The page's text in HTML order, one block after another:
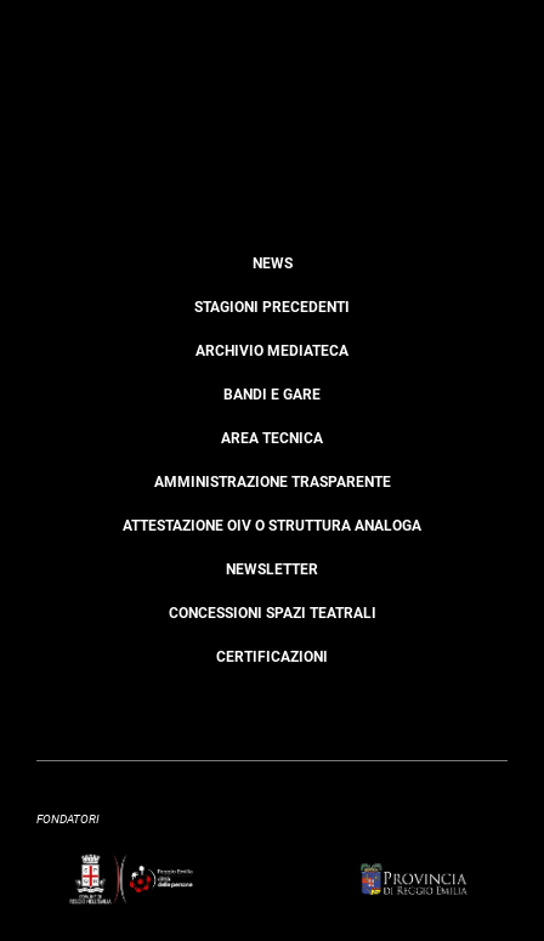
NEWS
STAGIONI PRECEDENTI
ARCHIVIO MEDIATECA
BANDI E GARE
AREA TECNICA
AMMINISTRAZIONE TRASPARENTE
ATTESTAZIONE OIV O STRUTTURA ANALOGA
NEWSLETTER
CONCESSIONI SPAZI TEATRALI
CERTIFICAZIONI
FONDATORI